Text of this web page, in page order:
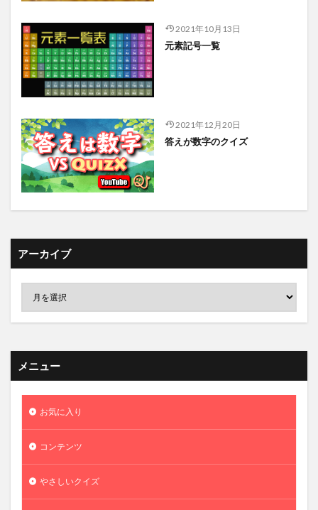
2021年10月13日
元素記号一覧
2021年12月20日
答えが数字のクイズ
アーカイブ
メニュー
お気に入り
コンテンツ
やさしいクイズ